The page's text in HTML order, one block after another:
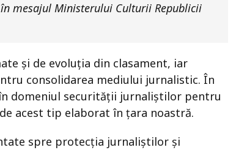
mesajul Ministerului Culturii Republicii
și de evoluția din clasament, iar
consolidarea mediului jurnalistic. În
domeniul securității jurnaliștilor pentru
acest tip elaborat în țara noastră.
spre protecția jurnaliștilor și